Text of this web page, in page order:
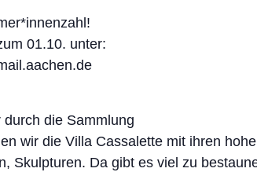
01.10. unter:
die Sammlung
wir die Villa Cassalette mit ihren
Skulpturen. Da gibt es viel zu